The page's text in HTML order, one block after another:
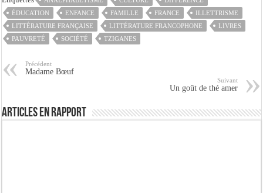
ÉDUCATION
ENFANCE FAMILLE FRANCE
ILLETTRISME
LITTÉRATURE FRANÇAISE
LITTÉRATURE FRANCOPHONE
LIVRES
PAUVRETÉ
SOCIÉTÉ TZIGANES
Précédent
Madame Bœuf
Suivant
Un goût de thé amer
Articles en rapport